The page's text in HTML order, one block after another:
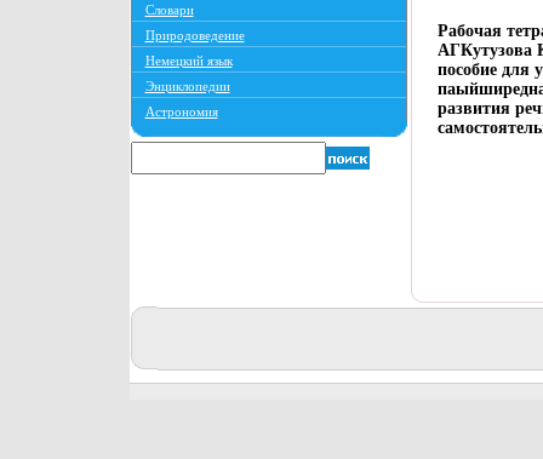
Словари
Природоведение
Немецкий язык
Энциклопедии
Астрономия
Рабочая
АГКутузова
пособие для
развития